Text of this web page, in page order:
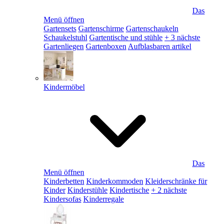
Das
Menü öffnen
Gartensets Gartenschirme Gartenschaukeln
Schaukelstuhl Gartentische und stühle + 3 nächste
Gartenliegen Gartenboxen Aufblasbaren artikel
Kindermöbel
Das
Menü öffnen
Kinderbetten Kinderkommoden Kleiderschränke für
Kinder Kinderstühle Kindertische + 2 nächste
Kindersofas Kinderregale